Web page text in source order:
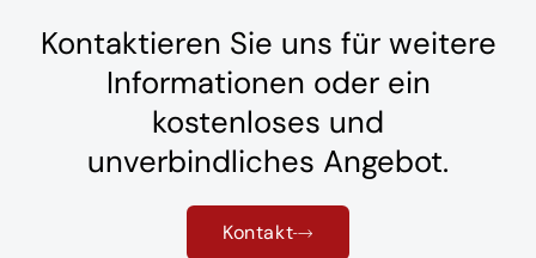
Kontaktieren Sie uns für weitere
Informationen oder ein
kostenloses und
unverbindliches Angebot.
Kontakt